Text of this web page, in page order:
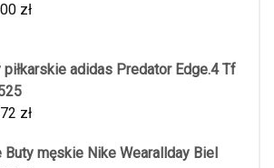
zł
piłkarskie adidas Predator Edge.4 Tf
zł
Buty męskie Nike Wearallday Biel